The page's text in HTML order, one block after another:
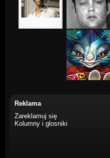
Reklama
Zareklamuj się
Kolumny i glosniki